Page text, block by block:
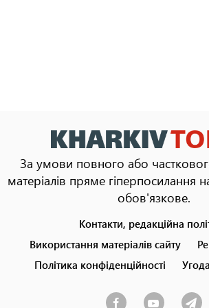
За умови повного або
матеріалів пряме гіперпосилання
обов'язкове.
menu
Контакти, редакційна
Використання матеріалів сайту
Політика конфіденційності